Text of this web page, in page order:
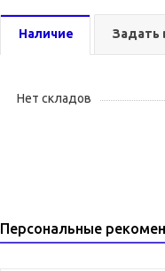
Наличие Задать
Нет складов
Персональные